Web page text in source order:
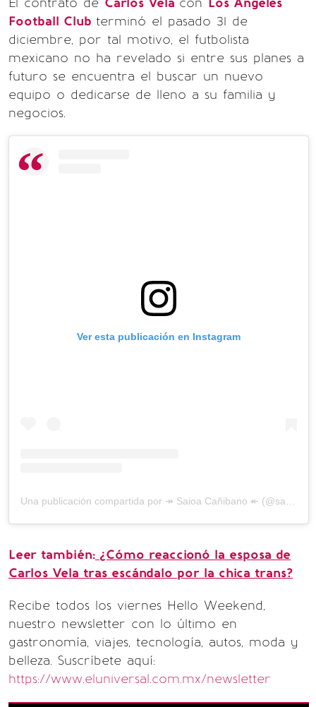
El contrato de Carlos Vela con Los Angeles
Football Club terminó el pasado 31 de
diciembre, por tal motivo, el futbolista
mexicano no ha revelado si entre sus planes a
futuro se encuentra el buscar un nuevo
equipo o dedicarse de lleno a su familia y
negocios.
Ver esta publicación en Instagram
Leer también: ¿Cómo reaccionó la esposa de
Carlos Vela tras escándalo por la chica trans?
Recibe todos los viernes Hello Weekend,
nuestro newsletter con lo último en
gastronomía, viajes, tecnología, autos, moda y
belleza. Suscríbete aquí:
https://www.eluniversal.com.mx/newsletter